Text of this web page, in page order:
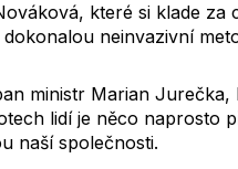
které si klade
neinvazivní
ministr Marian
lidí je něco naprosto
naší společnosti.